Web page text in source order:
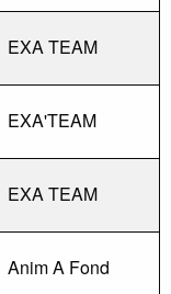
EXA TEAM
EXA'TEAM
EXA TEAM
Anim A Fond